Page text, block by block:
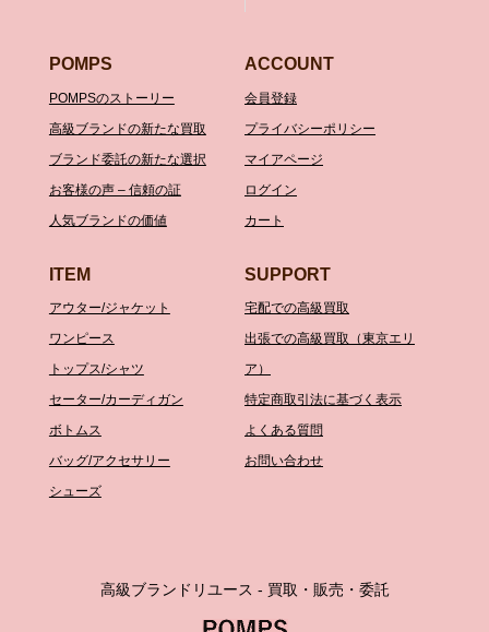
POMPS
POMPSのストーリー
高級ブランドの新たな買取
ブランド委託の新たな選択
お客様の声 – 信頼の証
人気ブランドの価値
ACCOUNT
会員登録
プライバシーポリシー
マイアページ
ログイン
カート
ITEM
アウター/ジャケット
ワンピース
トップス/シャツ
セーター/カーディガン
ボトムス
バッグ/アクセサリー
シューズ
SUPPORT
宅配での高級買取
出張での高級買取（東京エリ
ア）
特定商取引法に基づく表示
よくある質問
お問い合わせ
高級ブランドリユース - 買取・販売・委託